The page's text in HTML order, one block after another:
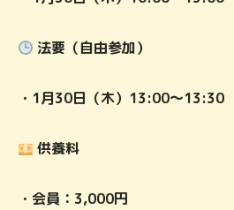
法要（自由参加）
・1月30日（木）13:00～13:30
供養料
・会員：3,000円